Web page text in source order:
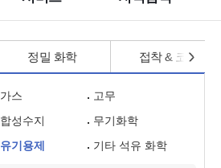
정밀 화학 접착 & 코팅
가스
고무
합성수지
무기화학
유기용제 기타 석유 화학